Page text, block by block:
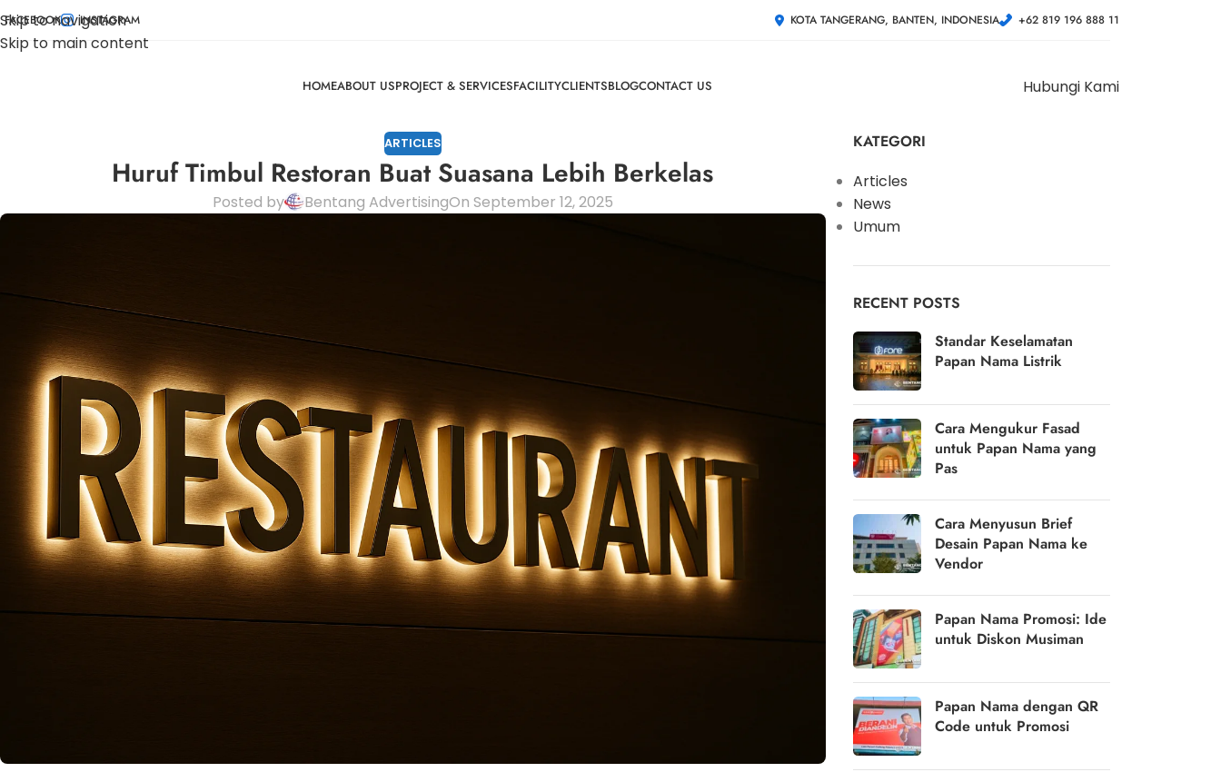
Skip to navigation
Skip to main content
FACEBOOK INSTAGRAM KOTA TANGERANG, BANTEN, INDONESIA +62 819 196 888 11
HOMEABOUT USPROJECT & SERVICESFACILITYCLIENTSBLOGCONTACT US Hubungi Kami
ARTICLES
Huruf Timbul Restoran Buat Suasana Lebih Berkelas
Posted by Bentang AdvertisingOn September 12, 2025
KATEGORI
Articles
News
Umum
RECENT POSTS
Standar Keselamatan
Papan Nama Listrik
Cara Mengukur Fasad
untuk Papan Nama yang
Pas
Cara Menyusun Brief
Desain Papan Nama ke
Vendor
Papan Nama Promosi: Ide
untuk Diskon Musiman
Papan Nama dengan QR
Code untuk Promosi